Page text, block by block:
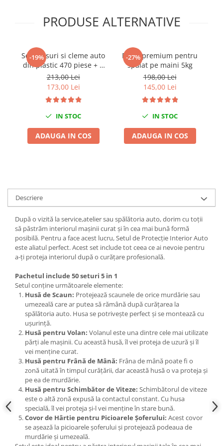
Ciocane Dalti si Dornuri
Reparat Filete
Scule Electrice
Aeroterme si Incalzitoare
Aparate de spalat cu presiune
Aspiratoare industriale
Lampi si Lanterne
Masini de insurubat si gaurit
Masini de polishat
Polizoare unghiulare
Rindele
Slefuitoare electrice
Scule fixare distributie
Alfa romeo
Audi
Chevrolet
Chrysler
Citroen
Dacia
Fiat
Jaguar
Lancia
Land Rover
Mazda
Mercedes
PRODUSE ALTERNATIVE
-19%
Set clipsuri si cleme auto
din plastic 470 piese + 5
extractoare pentru
clipsuri
213,00 Lei
173,00 Lei
IN STOC
ADAUGA IN COS
-27%
Pasta premium pentru
spalat pe maini 5kg
198,00 Lei
145,00 Lei
IN STOC
ADAUGA IN COS
Descriere
După o vizită la service,atelier sau spălătoria auto, dorim cu toții
să păstrăm interiorul mașinii curat și în cea mai bună formă
posibilă. Pentru a face acest lucru, Setul de Protecție Interior Auto
este aliatul perfect. Acest set include tot ceea ce ai nevoie pentru
a-ți proteja interiorul după o curățare profesională.
Pachetul include 50 seturi 5 in 1
Setul conține următoarele elemente:
Husă de Scaun: Protejează scaunele de orice murdărie sau
umezeală care ar putea să rămână după curățarea la
spălătoria auto. Husa se potrivește perfect și se montează cu
ușurință.
Husă pentru Volan: Volanul este una dintre cele mai utilizate
părți ale mașinii. Cu această husă, îl vei proteja de uzură și îl
vei menține curat.
Husă pentru Frână de Mână: Frâna de mână poate fi o
zonă uitată în timpul curățării, dar această husă o va proteja și
pe ea de murdărie.
Husă pentru Schimbător de Viteze: Schimbătorul de viteze
este o altă zonă expusă la contactul constant. Cu husa
specială, îl vei proteja și-l vei menține în stare bună.
Covor de Hârtie pentru Picioarele Șoferului: Acest covor
se așează la picioarele șoferului și protejează podeaua de
murdărie și umezeală.